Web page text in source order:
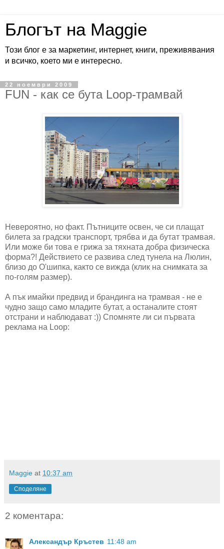
Блогът на Maggie
Този блог е за маркетинг, интернет, книги, преживявания
и всичко, което ми е интересно.
22 ноември 2009
FUN - как се бута Loop-трамвай
Невероятно, но факт. Пътниците освен, че си плащат
билета за градски транспорт, трябва и да бутат трамвая.
Или може би това е грижа за тяхната добра физическа
форма?! Действието се развива след тунела на Люлин,
близо до О'шипка, както се вижда (клик на снимката за
по-голям размер).
А пък имайки предвид и брандинга на трамвая - не е
чудно защо само младите бутат, а останалите стоят
отстрани и наблюдават :)) Спомняте ли си първата
реклама на Loop:
Maggie at 10:37 am
Споделяне
2 коментара:
Александър Кръстев 11:48 am